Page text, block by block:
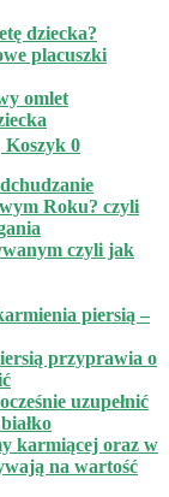
Koszyk 0
dziecka?
placuszki
omlet
Roku? czyli
czyli jak
piersią –
przyprawia o
uzupełnić
karmiącej oraz w
na wartość